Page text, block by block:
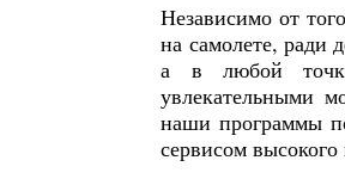
Независимо от
на самолете, ради
а в любой
увлекательными
наши программы
сервисом высокого